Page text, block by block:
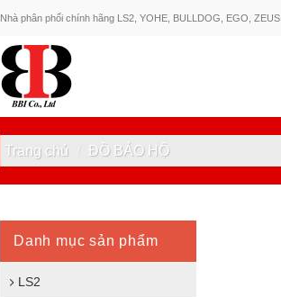
Nhà phân phối chính hãng LS2, YOHE, BULLDOG, EGO, ZEUS
Trang chủ ĐỒ BẢO HỘ
Danh mục sản phẩm
LS2